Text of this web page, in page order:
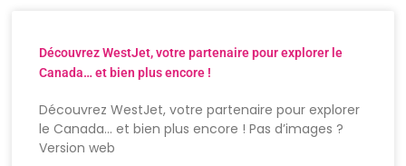
Découvrez WestJet, votre partenaire pour explorer le
Canada… et bien plus encore !
Découvrez WestJet, votre partenaire pour explorer
le Canada… et bien plus encore ! Pas d’images ?
Version web